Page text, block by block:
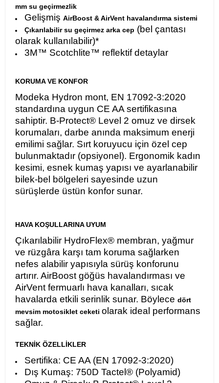
mm su geçirmezlik
Gelişmiş AirBoost & AirVent havalandırma sistemi
Çıkarılabilir su geçirmez arka cep (bel çantası
olarak kullanılabilir)*
3M™ Scotchlite™ reflektif detaylar
KORUMA VE KONFOR
Modeka Hydron mont, EN 17092-3:2020
standardına uygun CE AA sertifikasına
sahiptir. B-Protect® Level 2 omuz ve dirsek
korumaları, darbe anında maksimum enerji
emilimi sağlar. Sırt koruyucu için özel cep
bulunmaktadır (opsiyonel). Ergonomik kadın
kesimi, esnek kumaş yapısı ve ayarlanabilir
bilek-bel bölgeleri sayesinde uzun
sürüşlerde üstün konfor sunar.
HAVA KOŞULLARINA UYUM
Çıkarılabilir HydroFlex® membran, yağmur
ve rüzgâra karşı tam koruma sağlarken
nefes alabilir yapısıyla sürüş konforunu
artırır. AirBoost göğüs havalandırması ve
AirVent fermuarlı hava kanalları, sıcak
havalarda etkili serinlik sunar. Böylece dört
mevsim motosiklet ceketi olarak ideal performans
sağlar.
TEKNİK ÖZELLİKLER
Sertifika: CE AA (EN 17092-3:2020)
Dış Kumaş: 750D Tactel® (Polyamid)